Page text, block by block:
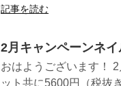
記事を読む
2月キャンペーンネ
おはようございます！
ット共に5600円（税抜